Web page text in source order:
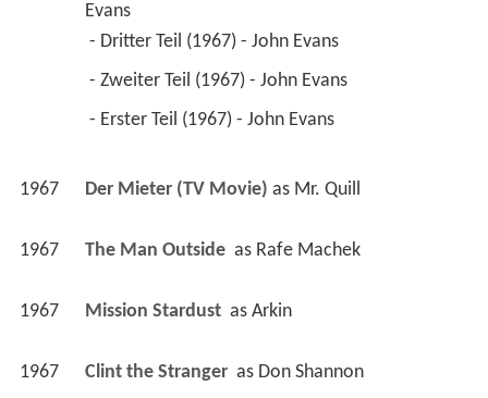
Evans
- Dritter Teil (1967) - John Evans
- Zweiter Teil (1967) - John Evans
- Erster Teil (1967) - John Evans
1967 Der Mieter (TV Movie) as Mr. Quill
1967 The Man Outside as Rafe Machek
1967 Mission Stardust as Arkin
1967 Clint the Stranger as Don Shannon